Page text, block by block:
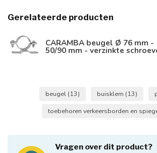
Gerelateerde producten
CARAMBA beugel Ø 76 mm -
50/90 mm - verzinkte
beugel (13) buisklem (13)
toebehoren verkeersborden en
Vragen over dit product?